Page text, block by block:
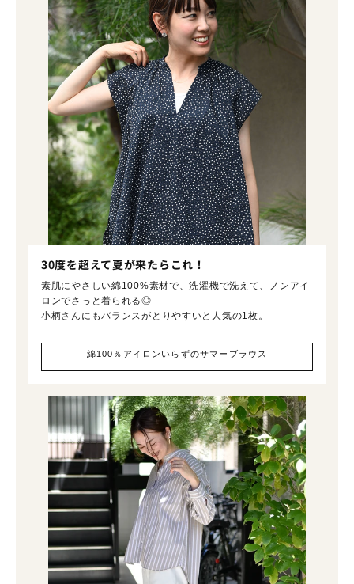
30度を超えて夏が来たらこれ！
素肌にやさしい綿100%素材で、洗濯機で洗えて、ノンアイ
ロンでさっと着られる◎
小柄さんにもバランスがとりやすいと人気の1枚。
綿100％アイロンいらずのサマーブラウス